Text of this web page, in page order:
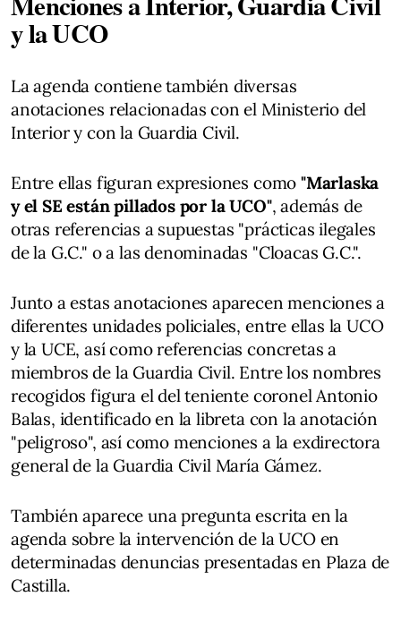
y la UCO
La agenda contiene también diversas
anotaciones relacionadas con el Ministerio del
Interior y con la Guardia Civil.
Entre ellas figuran expresiones como "Marlaska
y el SE están pillados por la UCO", además de
otras referencias a supuestas "prácticas ilegales
de la G.C." o a las denominadas "Cloacas G.C.".
Junto a estas anotaciones aparecen menciones a
diferentes unidades policiales, entre ellas la UCO
y la UCE, así como referencias concretas a
miembros de la Guardia Civil. Entre los nombres
recogidos figura el del teniente coronel Antonio
Balas, identificado en la libreta con la anotación
"peligroso", así como menciones a la exdirectora
general de la Guardia Civil María Gámez.
También aparece una pregunta escrita en la
agenda sobre la intervención de la UCO en
determinadas denuncias presentadas en Plaza de
Castilla.